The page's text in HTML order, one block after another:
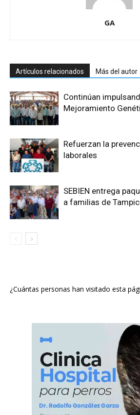
GA
Artículos relacionados Más del autor
Continúan
Mejoramiento
Refuerzan la
laborales
SEBIEN entrega
a familias de
¿Cuántas personas han visitado esta